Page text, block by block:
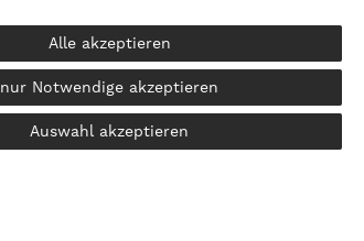
Alle akzeptieren
nur Notwendige akzeptieren
Auswahl akzeptieren